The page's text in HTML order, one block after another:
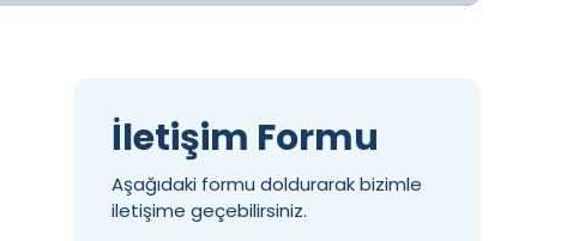
İletişim Formu
Aşağıdaki formu doldurarak bizimle
iletişime geçebilirsiniz.